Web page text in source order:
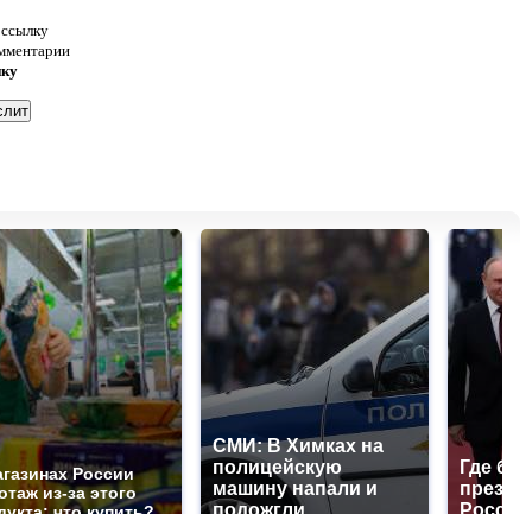
России
из-за этого
СМИ: В Химках на
полицейскую
машину напали и
подожгли.
Где